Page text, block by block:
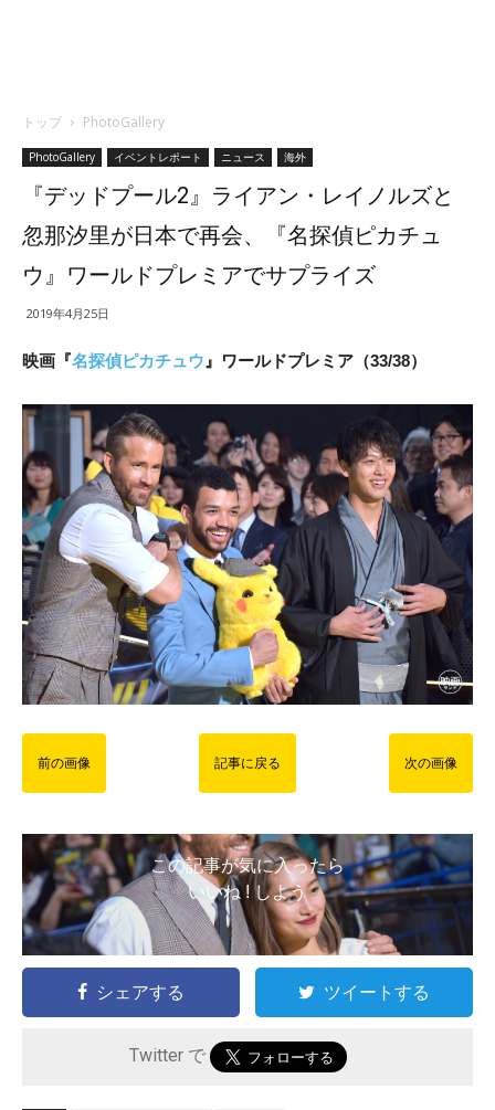
トップ PhotoGallery
PhotoGallery イベントレポート ニュース 海外
『デッドプール2』ライアン・レイノルズと
忽那汐里が日本で再会、『名探偵ピカチュ
ウ』ワールドプレミアでサプライズ
2019年4月25日
映画『名探偵ピカチュウ 』ワールドプレミア（33/38）
前の画像 記事に戻る 次の画像
この記事が気に入ったら
いいね ! しよう
シェアする ツイートする
Twitter で